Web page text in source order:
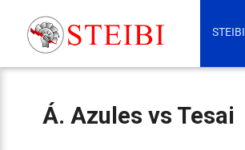
STEIBI
Á. Azules vs Tesai